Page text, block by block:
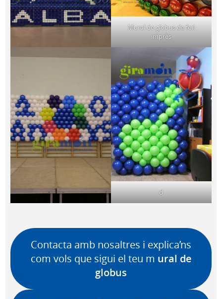
Mural de globus de foil
imprès
d
Contacta amb nosaltres i explica’ns
com vols que sigui el teu m ural de
globus